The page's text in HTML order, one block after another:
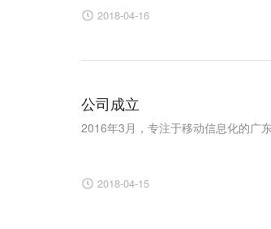
2018-04-16
公司成立
2016年3月，专注于移动信息化的广
2018-04-15